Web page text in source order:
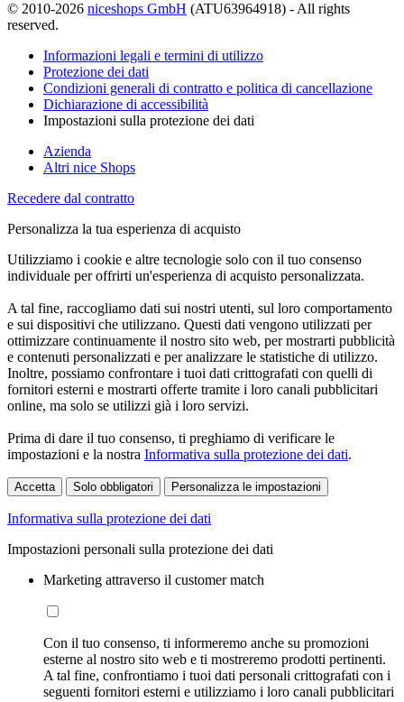
© 2010-2026 niceshops GmbH (ATU63964918) - All rights
reserved.
Informazioni legali e termini di utilizzo
Protezione dei dati
Condizioni generali di contratto e politica di cancellazione
Dichiarazione di accessibilità
Impostazioni sulla protezione dei dati
Azienda
Altri nice Shops
Recedere dal contratto
Personalizza la tua esperienza di acquisto
Utilizziamo i cookie e altre tecnologie solo con il tuo consenso
individuale per offrirti un'esperienza di acquisto personalizzata.
A tal fine, raccogliamo dati sui nostri utenti, sul loro comportamento
e sui dispositivi che utilizzano. Questi dati vengono utilizzati per
ottimizzare continuamente il nostro sito web, per mostrarti pubblicità
e contenuti personalizzati e per analizzare le statistiche di utilizzo.
Inoltre, possiamo confrontare i tuoi dati crittografati con quelli di
fornitori esterni e mostrarti offerte tramite i loro canali pubblicitari
online, ma solo se utilizzi già i loro servizi.
Prima di dare il tuo consenso, ti preghiamo di verificare le
impostazioni e la nostra Informativa sulla protezione dei dati.
Accetta Solo obbligatori Personalizza le impostazioni
Informativa sulla protezione dei dati
Impostazioni personali sulla protezione dei dati
Marketing attraverso il customer match
Con il tuo consenso, ti informeremo anche su promozioni
esterne al nostro sito web e ti mostreremo prodotti pertinenti.
A tal fine, confrontiamo i tuoi dati personali crittografati con i
seguenti fornitori esterni e utilizziamo i loro canali pubblicitari